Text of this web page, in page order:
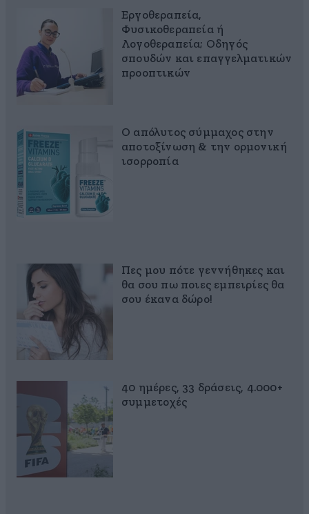
Εργοθεραπεία,
Φυσικοθεραπεία ή
Λογοθεραπεία; Οδηγός
σπουδών και επαγγελματικών
προοπτικών
Ο απόλυτος σύμμαχος στην
αποτοξίνωση & την ορμονική
ισορροπία
Πες μου πότε γεννήθηκες και
θα σου πω ποιες εμπειρίες θα
σου έκανα δώρο!
40 ημέρες, 33 δράσεις, 4.000+
συμμετοχές